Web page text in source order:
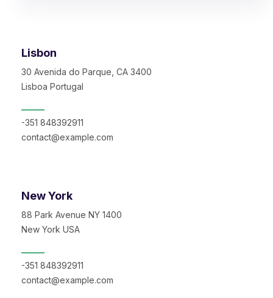
Lisbon
30 Avenida do Parque, CA 3400
Lisboa Portugal
-351 848392911
contact@example.com
New York
88 Park Avenue NY 1400
New York USA
-351 848392911
contact@example.com